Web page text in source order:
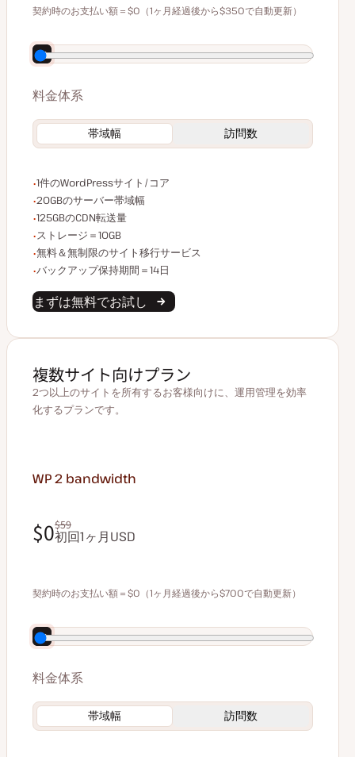
$30
契約時のお支払い額＝$0（1ヶ月経過後から$350で自動更新）
年払いで70ドル割引
料金体系
帯域幅 訪問数
WordPressサイト/コア数
1件のWordPressサイト/コア
サーバー帯域幅
20GBのサーバー帯域幅
CDN転送量
125GBのCDN転送量
ストレージ容量
ストレージ＝10GB
無制限のサイト移行
無料＆無制限のサイト移行サービス
バックアップデータ保持
バックアップ保持期間＝14日
まずは無料でお試し
複数サイト向けプラン
2つ以上のサイトを所有するお客様向けに、運用管理を効率
化するプランです。
WP 2 bandwidth
$0$59
初回1ヶ月USD
$59
契約時のお支払い額＝$0（1ヶ月経過後から$700で自動更新）
年払いで140ドル割引
料金体系
帯域幅 訪問数